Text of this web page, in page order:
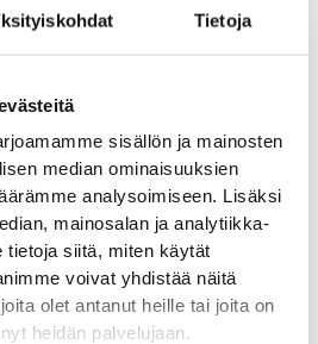
Tietoja
sisällön ja mainosten
median ominaisuuksien
analysoimiseen. Lisäksi
mainosalan ja analytiikka-
tietoja siitä, miten käytät
voivat yhdistää näitä
olet antanut heille tai joita on
heidän palvelujaan.
tavoitettavissa ja pystyy
kuin etäältä johdettu organisaatio.
etenee talotehtaan
talotehtaan kanssa etenee